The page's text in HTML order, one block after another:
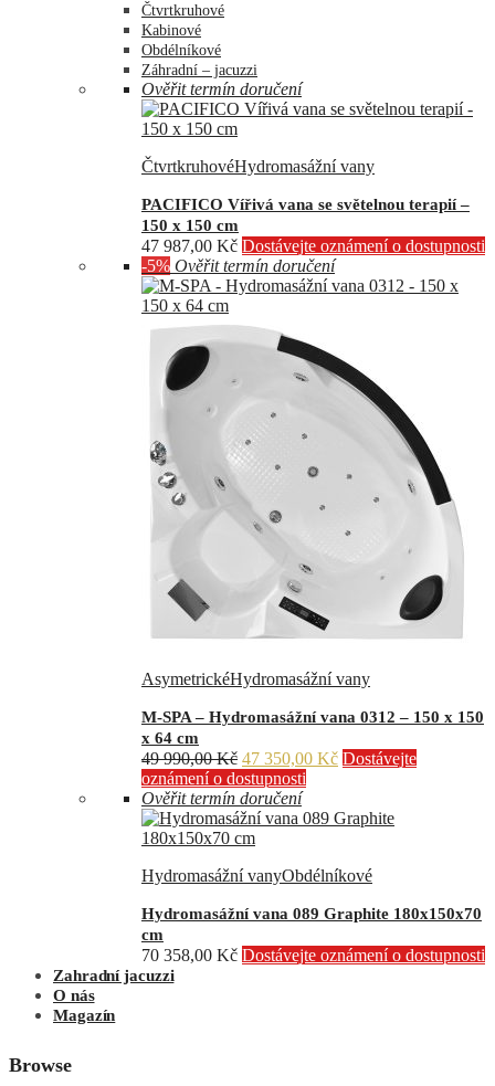
Čtvrtkruhové
Kabinové
Obdélníkové
Záhradní – jacuzzi
Ověřit termín doručení
ČtvrtkruhovéHydromasážní vany
PACIFICO Vířivá vana se světelnou terapií –
150 x 150 cm
47 987,00 Kč Dostávejte oznámení o dostupnosti
-5% Ověřit termín doručení
AsymetrickéHydromasážní vany
M-SPA – Hydromasážní vana 0312 – 150 x 150
x 64 cm
49 990,00Kč Původní
cena
byla:
49
990,00 Kč.
47 350,00 KčAktuální
47
Dostávejte
oznámení o dostupnosti
Ověřit termín doručení
Hydromasážní vanyObdélníkové
Hydromasážní vana 089 Graphite 180x150x70
cm
70 358,00 Kč Dostávejte oznámení o dostupnosti
Zahradní jacuzzi
O nás
Magazín
Browse